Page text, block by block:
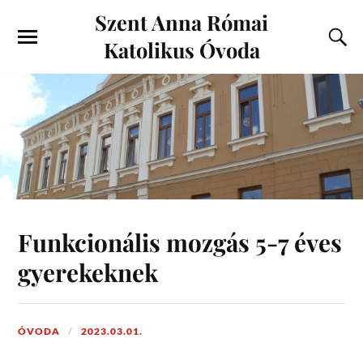
Szent Anna Római
Katolikus Óvoda
Funkcionális mozgás 5-7 éves
gyerekeknek
ÓVODA 2023.03.01.